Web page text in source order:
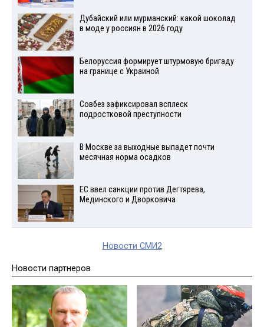
Дубайский или мурманский: какой шоколад
в моде у россиян в 2026 году
Белоруссия формирует штурмовую бригаду
на границе с Украиной
Совбез зафиксировал всплеск
подростковой преступности
В Москве за выходные выпадет почти
месячная норма осадков
ЕС ввел санкции против Дегтярева,
Мединского и Дворковича
Новости СМИ2
Новости партнеров